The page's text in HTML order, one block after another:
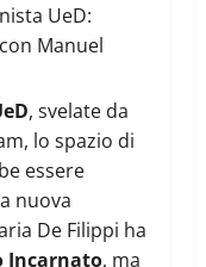
UeD:
Manuel
, svelate da
lo spazio di
essere
nuova
De Filippi ha
Incarnato, ma